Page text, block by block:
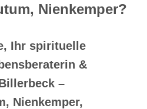
Nienkemper?
Ihr spirituelle
&
–
Nienkemper,